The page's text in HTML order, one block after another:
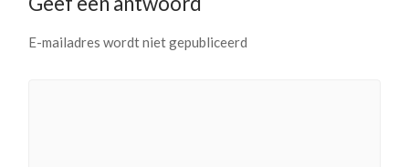
E-mailadres wordt niet gepubliceerd